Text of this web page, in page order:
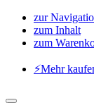
zur
zum Inhalt
zum
⚡️Mehr